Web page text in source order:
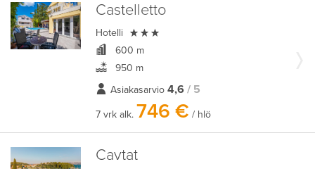
Castelletto
Hotelli 
600 m
950 m
Asiakasarvio 4,6 / 5
7 vrk alk. 746 € / hlö
Cavtat